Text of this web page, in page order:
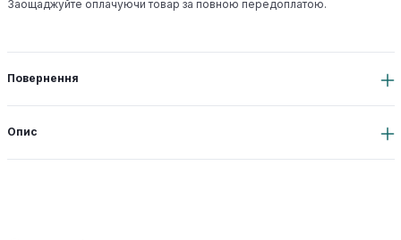
Заощаджуйте оплачуючи товар за повною передоплатою.
Повернення
Опис